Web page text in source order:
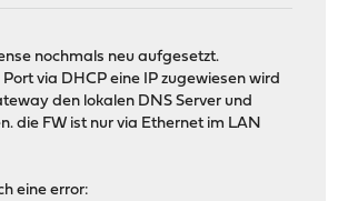
nochmals neu aufgesetzt.
via DHCP eine IP zugewiesen wird
den lokalen DNS Server und
die FW ist nur via Ethernet im LAN
eine error: